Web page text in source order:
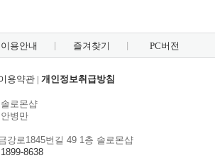
이용안내 즐겨찾기 PC버전
용약관| 개인정보취급방침
솔로몬샵
안병만
강로1845번길 49 1층 솔로몬샵
1899-8638